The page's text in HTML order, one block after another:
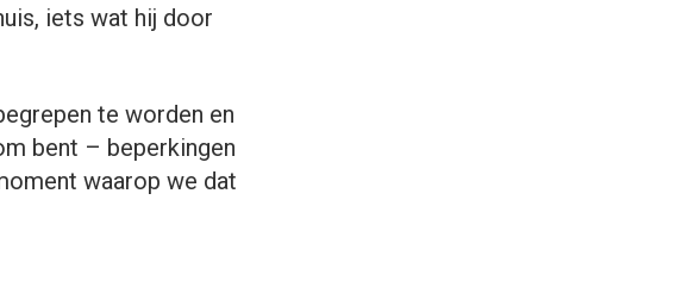
iets wat hij door
te worden en
bent – beperkingen
waarop we dat